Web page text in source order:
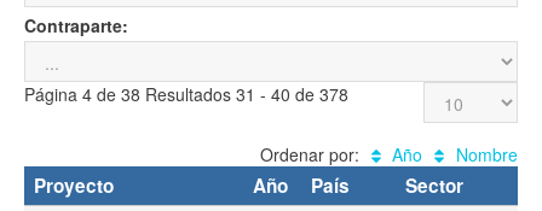
Contraparte:
Página 4 de 38 Resultados 31 - 40 de 378
Ordenar por: Año Nombre
Proyecto Año País Sector